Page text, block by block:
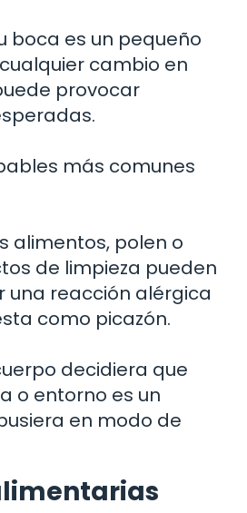
boca es un pequeño
cambio en
provocar
más comunes
alimentos, polen o
de limpieza pueden
una reacción alérgica
como picazón.
decidiera que
o entorno es un
en modo de